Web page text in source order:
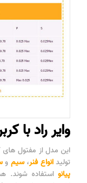
وایر راد با
این مدل از مفتول
تولیدانواع فنر، سیم و
پیانواستفاده شوند.